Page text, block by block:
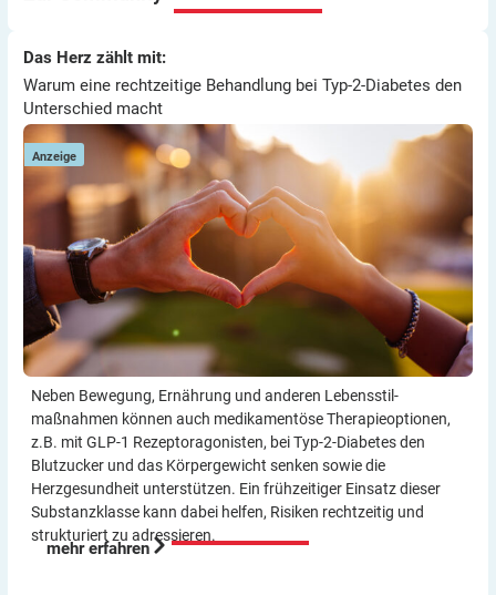
Warum eine rechtzeitige Behandlung bei Typ-2-Diabetes den
Das Herz zählt mit:
Warum eine rechtzeitige Behandlung bei Typ-2-Diabetes den
Unterschied macht
Anzeige
Neben Bewegung, Ernährung und anderen Lebensstil­
maßnahmen können auch medikamentöse Therapie­optionen,
z.B. mit GLP-1 Rezeptor­agonisten, bei Typ-2-Diabetes den
Blutzucker und das Körper­gewicht senken sowie die
Herzgesundheit unterstützen. Ein frühzeitiger Einsatz dieser
Substanzklasse kann dabei helfen, Risiken rechtzeitig und
strukturiert zu adressieren.
mehr erfahren